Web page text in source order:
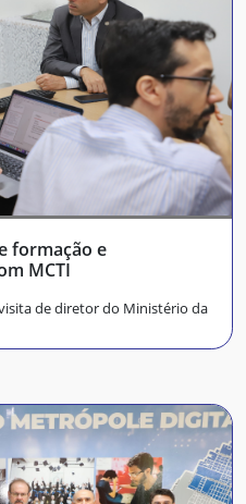
formação e
MCTI
de diretor do Ministério da